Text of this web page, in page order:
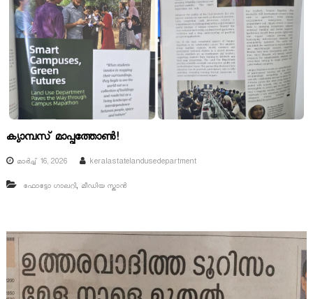
B
o
ക്യാമ്പസ് മാപ്പത്തോൺ!
മാർച്ച്‌ 16, 2026 keralastatelandusedepartment
ഫോട്ടോ ഗാലറി, മീഡിയ സ്കാൻ